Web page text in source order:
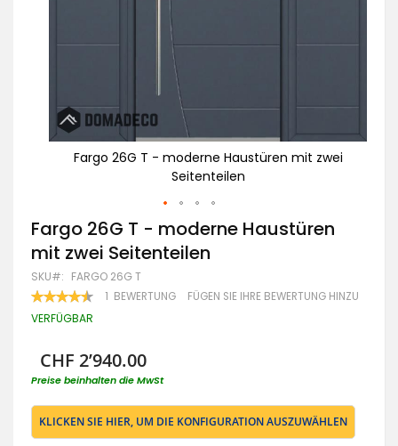
Fargo 26G T - moderne Haustüren mit zwei
Seitenteilen
Zum
Anfang
der
Bildgalerie
springen
Fargo 26G T - moderne Haustüren
mit zwei Seitenteilen
SKU FARGO 26G T
BEWERTUNG:
100
1 BEWERTUNG FÜGEN SIE IHRE BEWERTUNG HINZU
VERFÜGBAR
CHF 2’940.00
Preise beinhalten die MwSt
KLICKEN SIE HIER, UM DIE KONFIGURATION AUSZUWÄHLEN